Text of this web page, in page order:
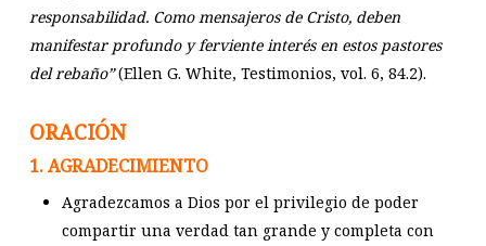
responsabilidad. Como mensajeros de Cristo, deben
manifestar profundo y ferviente interés en estos pastores
del rebaño”(Ellen G. White, Testimonios, vol. 6, 84.2).
ORACIÓN
1. AGRADECIMIENTO
Agradezcamos a Dios por el privilegio de poder
compartir una verdad tan grande y completa con